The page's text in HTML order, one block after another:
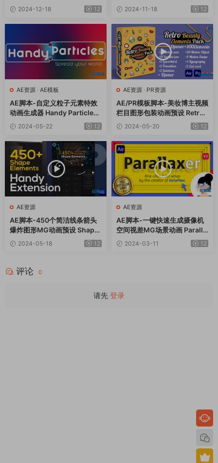
程 2024-12-18 12
+使用教程
2024-11-18 12
AE资源 · AE模板
AE脚本-自定义粒子元素特效
动画生成器 Handy Particles
V1.0.9+使用教程
2024-05-22 12
AE资源 · PR资源
AE/PR模板脚本-美妆博主视频
栏目图形包装动画预设 Retro
Beauty Elements Pack
2024-05-20 12
AE资源
AE脚本-450个简洁线条箭头
爆炸图形MG动画预设 Shape
Elements Pack
2024-05-18 12
AE资源
AE脚本-一键快速生成摄像机
空间视差MG场景动画 Paralla
xer v3.0+使用教程
2024-03-11 12
评论 0
请先 登录